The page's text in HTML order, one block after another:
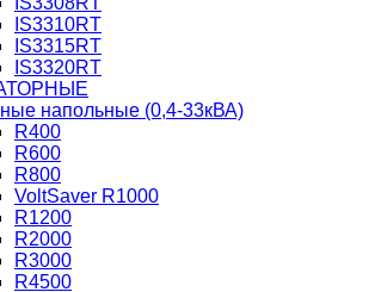
IS3310RT
IS3315RT
IS3320RT
напольные (0,4-33кВА)
R400
R600
R800
VoltSaver R1000
R1200
R2000
R3000
R4500